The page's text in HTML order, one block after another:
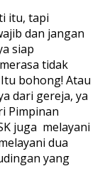
itu, tapi
dan jangan
siap
tidak
bohong! Atau
dari gereja, ya
Pimpinan
juga melayani
dua
yang